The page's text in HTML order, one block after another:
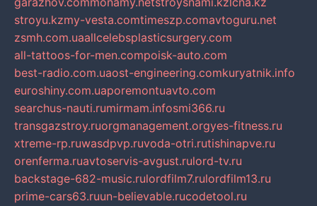
stroyu.kzmy-vesta.comtimeszp.comavtoguru.net
zsmh.com.uaallcelebsplasticsurgery.com
all-tattoos-for-men.compoisk-auto.com
best-radio.com.uaost-engineering.comkuryatnik.info
euroshiny.com.uaporemontuavto.com
searchus-nauti.rumirmam.infosmi366.ru
transgazstroy.ruorgmanagement.orgyes-fitness.ru
xtreme-rp.ruwasdpvp.ruvoda-otri.rutishinapve.ru
orenferma.ruavtoservis-avgust.rulord-tv.ru
backstage-682-music.rulordfilm7.rulordfilm13.ru
prime-cars63.ruun-believable.rucodetool.ru